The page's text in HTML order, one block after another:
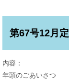
第67号12月
内容：
年頭のごあいさつ